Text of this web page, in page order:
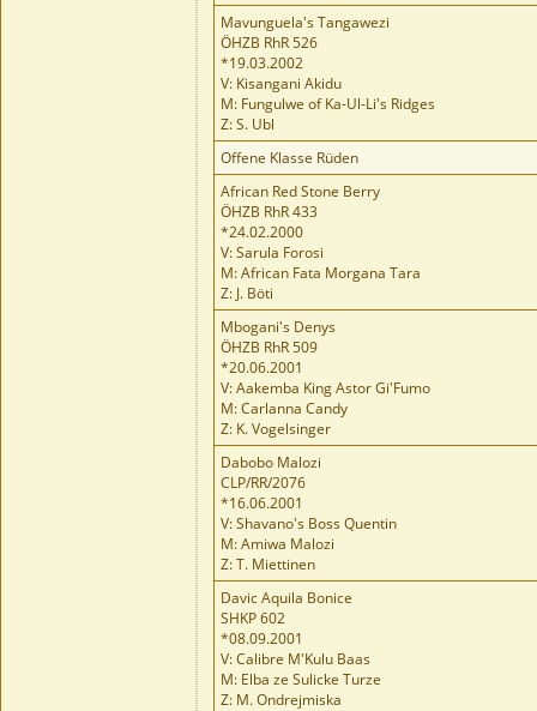
Mavunguela's Tangawezi
ÖHZB RhR 526
*19.03.2002
V: Kisangani Akidu
M: Fungulwe of Ka-Ul-Li's Ridges
Z: S. Ubl
Offene Klasse Rüden
African Red Stone Berry
ÖHZB RhR 433
*24.02.2000
V: Sarula Forosi
M: African Fata Morgana Tara
Z: J. Böti
Mbogani's Denys
ÖHZB RhR 509
*20.06.2001
V: Aakemba King Astor Gi'Fumo
M: Carlanna Candy
Z: K. Vogelsinger
Dabobo Malozi
CLP/RR/2076
*16.06.2001
V: Shavano's Boss Quentin
M: Amiwa Malozi
Z: T. Miettinen
Davic Aquila Bonice
SHKP 602
*08.09.2001
V: Calibre M'Kulu Baas
M: Elba ze Sulicke Turze
Z: M. Ondrejmiska